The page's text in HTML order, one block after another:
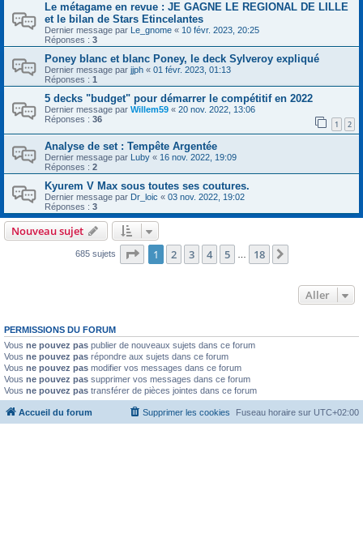
Le métagame en revue : JE GAGNE LE REGIONAL DE LILLE
et le bilan de Stars Etincelantes
Dernier message par Le_gnome « 10 févr. 2023, 20:25
Réponses : 3
Poney blanc et blanc Poney, le deck Sylveroy expliqué
Dernier message par jjph « 01 févr. 2023, 01:13
Réponses : 1
5 decks "budget" pour démarrer le compétitif en 2022
Dernier message par Willem59 « 20 nov. 2022, 13:06
Réponses : 36 1 2
Analyse de set : Tempête Argentée
Dernier message par Luby « 16 nov. 2022, 19:09
Réponses : 2
Kyurem V Max sous toutes ses coutures.
Dernier message par Dr_loic « 03 nov. 2022, 19:02
Réponses : 3
Nouveau sujet
685 sujets Page 1sur18
1 2 3 4 5 18
Aller
PERMISSIONS DU FORUM
Vous ne pouvez pas publier de nouveaux sujets dans ce forum
Vous ne pouvez pas répondre aux sujets dans ce forum
Vous ne pouvez pas modifier vos messages dans ce forum
Vous ne pouvez pas supprimer vos messages dans ce forum
Vous ne pouvez pas transférer de pièces jointes dans ce forum
Accueil du forum Fuseau horaire sur UTC+02:00
Supprimer les cookies